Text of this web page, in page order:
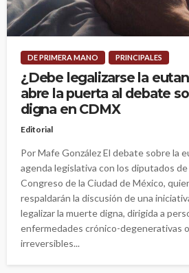
DE PRIMERA MANO PRINCIPALES
¿Debe legalizarse la
abre la puerta al debate
digna en CDMX
Editorial
Por Mafe González El debate sobre la
agenda legislativa con los diputados
Congreso de la Ciudad de México,
respaldarán la discusión de una
legalizar la muerte digna, dirigida a
enfermedades crónico-degenerativas
irreversibles...